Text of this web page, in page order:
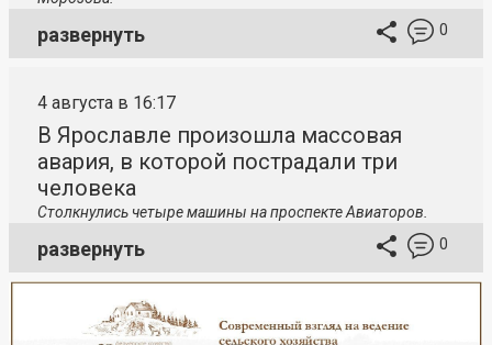
развернуть 0
4 августа в 16:17
В Ярославле произошла массовая
авария, в которой пострадали три
человека
Столкнулись четыре машины на проспекте Авиаторов.
развернуть 0